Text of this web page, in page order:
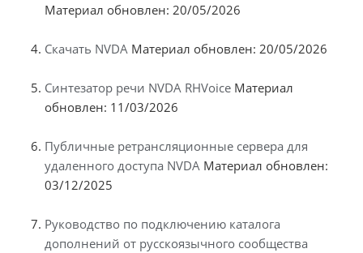
Материал обновлен: 20/05/2026
Скачать NVDA Материал обновлен: 20/05/2026
Синтезатор речи NVDA RHVoice Материал
обновлен: 11/03/2026
Публичные ретрансляционные сервера для
удаленного доступа NVDA Материал обновлен:
03/12/2025
Руководство по подключению каталога
дополнений от русскоязычного сообщества